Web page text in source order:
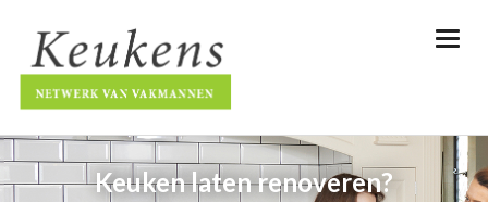
Keuken laten renoveren?